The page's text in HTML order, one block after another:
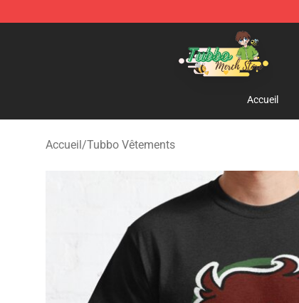
Tubbo Store - Official Tubbo Merchandise Shop
Accueil
Accueil/Tubbo Vêtements